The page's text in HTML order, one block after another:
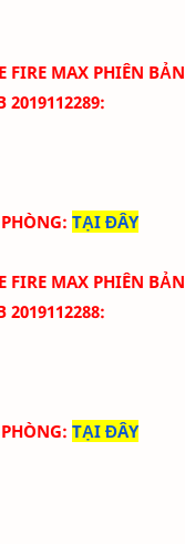
FIRE MAX PHIÊN BẢN
2019112289:
TẠI ĐÂY
FIRE MAX PHIÊN BẢN
2019112288:
TẠI ĐÂY